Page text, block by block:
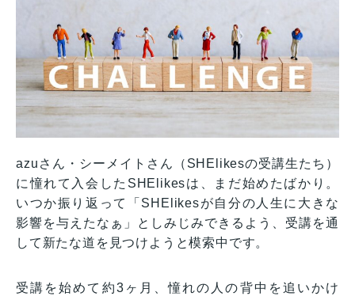
azuさん・シーメイトさん（SHElikesの受講生たち）
に憧れて入会したSHElikesは、まだ始めたばかり。
いつか振り返って「SHElikesが自分の人生に大きな
影響を与えたなぁ」としみじみできるよう、受講を通
して新たな道を見つけようと模索中です。
受講を始めて約3ヶ月、憧れの人の背中を追いかけ